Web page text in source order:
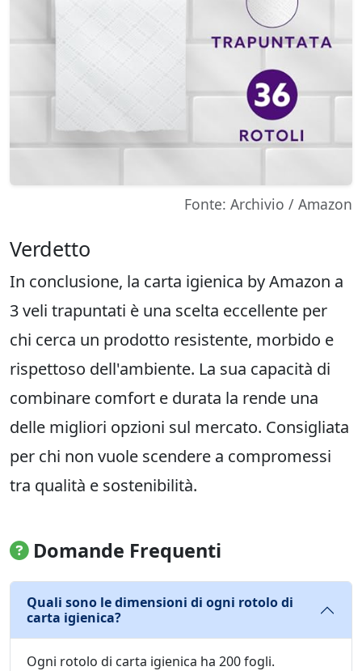
Fonte: Archivio / Amazon
Verdetto
In conclusione, la carta igienica by Amazon a
3 veli trapuntati è una scelta eccellente per
chi cerca un prodotto resistente, morbido e
rispettoso dell'ambiente. La sua capacità di
combinare comfort e durata la rende una
delle migliori opzioni sul mercato. Consigliata
per chi non vuole scendere a compromessi
tra qualità e sostenibilità.
Domande Frequenti
Quali sono le dimensioni di ogni rotolo di
carta igienica?
Ogni rotolo di carta igienica ha 200 fogli.